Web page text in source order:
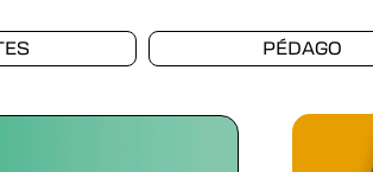
PÉDAGO